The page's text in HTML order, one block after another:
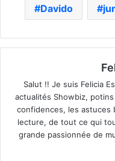
Davido
Salut !! Je suis Felicia
actualités Showbiz,
confidences, les astuces
lecture, de tout ce qui
grande passionnée de